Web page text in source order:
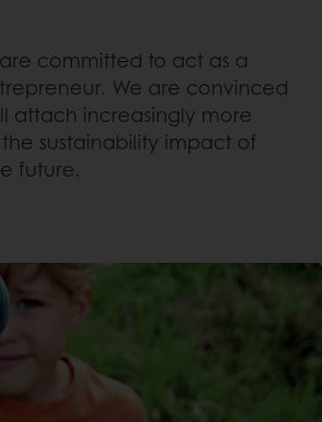
committed to act as a
We are convinced
attach increasingly more
sustainability impact of
future.